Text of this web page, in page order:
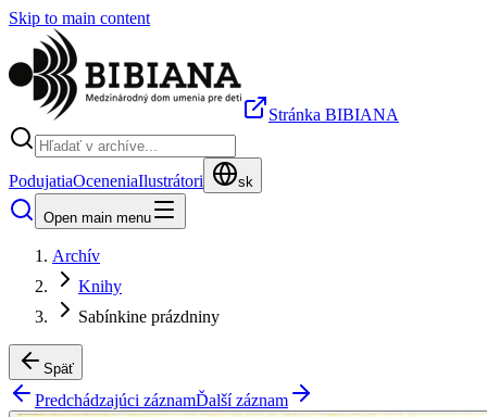
Skip to main content
Stránka BIBIANA
PodujatiaOceneniaIlustrátori sk
Open main menu
Archív
Knihy
Sabínkine prázdniny
Späť
Predchádzajúci záznamĎalší záznam